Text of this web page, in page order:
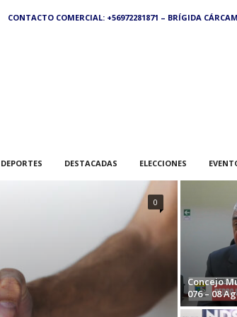
CONTACTO COMERCIAL: +56972281871 – BRÍGIDA
DEPORTES DESTACADAS ELECCIONES
0
Concejo
076 – 08